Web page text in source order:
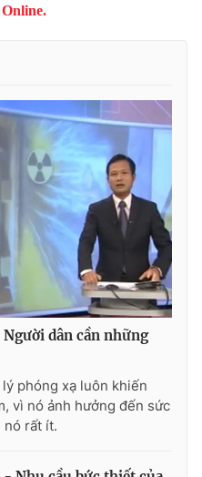
video
Thể thao
Bất động sản
lòng Việt
dân cần những
phóng xạ luôn khiến
vì nó ảnh hưởng đến sức
nó rất ít.